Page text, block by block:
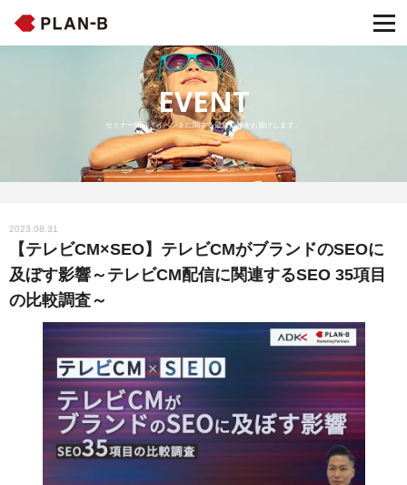
EVENT
セミナー開催・イベントに関する最新情報をお届けします。
2023.08.31
【テレビCM×SEO】テレビCMがブランドのSEOに
及ぼす影響～テレビCM配信に関連するSEO 35項目
の比較調査～